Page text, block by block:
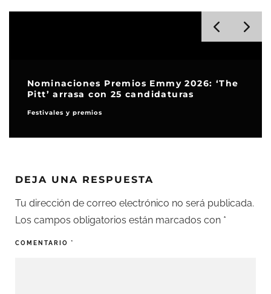
Nominaciones Premios Emmy 2026: ‘The
Pitt’ arrasa con 25 candidaturas
Festivales y premios
DEJA UNA RESPUESTA
Tu dirección de correo electrónico no será publicada.
Los campos obligatorios están marcados con *
COMENTARIO *